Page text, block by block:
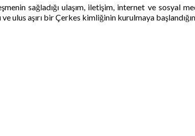
sağladığı ulaşım, iletişim, internet ve sosyal
ulus aşırı bir Çerkes kimliğinin kurulmaya